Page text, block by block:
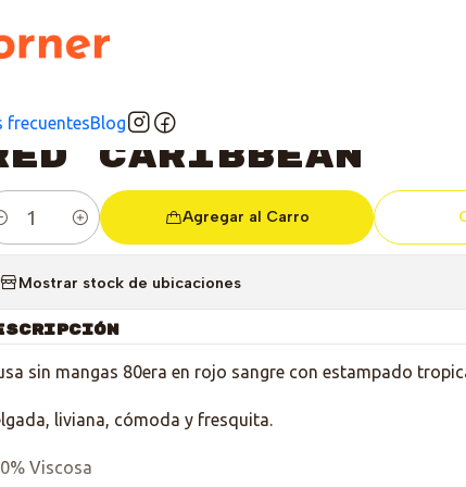
frecuentesBlog
Sin mangas
Caribbean
Agregar al Carro
Mostrar stock de ubicaciones
sin mangas 80era en rojo sangre con estampado
liviana, cómoda y fresquita.
Viscosa